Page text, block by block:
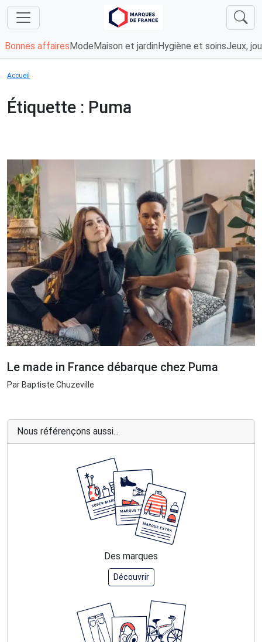
Bonnes affaires Mode Maison et jardin Hygiène et soinsJeux,
Accueil
Étiquette : Puma
Le made in France débarque chez Puma
Par Baptiste Chuzeville
Nous référençons aussi...
Des marques
Découvrir